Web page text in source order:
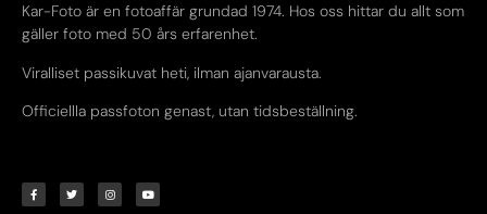
Kar-Foto är en fotoaffär grundad 1974. Hos oss hittar du allt som
gäller foto med 50 års erfarenhet.
Viralliset passikuvat heti, ilman ajanvarausta.
Officiellla passfoton genast, utan tidsbeställning.